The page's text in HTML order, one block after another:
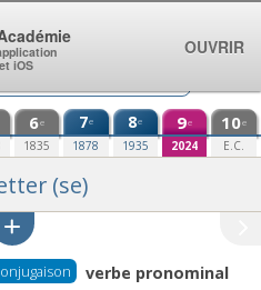
6e
1835
7e
1878
8e
1935
9e
2024
10e
E.C.
(se)
verbe pronominal
iOS
OUVRIR